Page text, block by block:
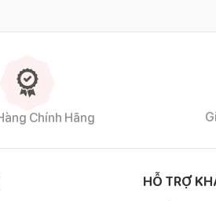
bật của sản phẩm
Chính Hãng
HỖ TRỢ